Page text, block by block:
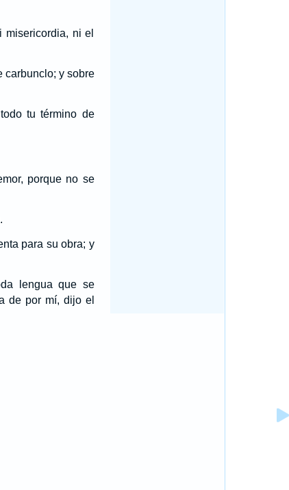
ni el
carbunclo; y sobre
tu término de
porque no se
para su obra; y
lengua que se
de por mí, dijo el